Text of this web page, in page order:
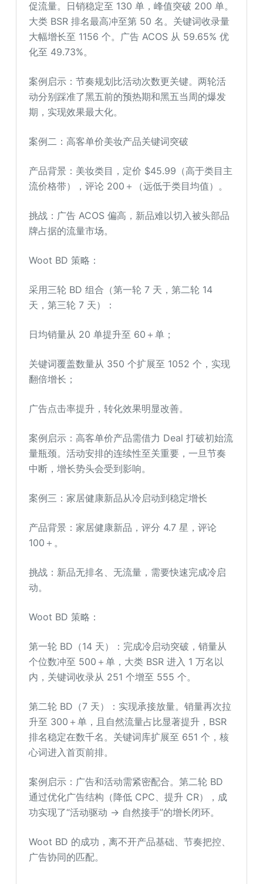
促流量。日销稳定至 130 单，峰值突破 200 单。
大类 BSR 排名最高冲至第 50 名。关键词收录量
大幅增长至 1156 个。广告 ACOS 从 59.65% 优
化至 49.73%。
案例启示：节奏规划比活动次数更关键。两轮活
动分别踩准了黑五前的预热期和黑五当周的爆发
期，实现效果最大化。
案例二：高客单价美妆产品关键词突破
产品背景：美妆类目，定价 $45.99（高于类目主
流价格带），评论 200＋（远低于类目均值）。
挑战：广告 ACOS 偏高，新品难以切入被头部品
牌占据的流量市场。
Woot BD 策略：
采用三轮 BD 组合（第一轮 7 天，第二轮 14
天，第三轮 7 天）：
日均销量从 20 单提升至 60＋单；
关键词覆盖数量从 350 个扩展至 1052 个，实现
翻倍增长；
广告点击率提升，转化效果明显改善。
案例启示：高客单价产品需借力 Deal 打破初始流
量瓶颈。活动安排的连续性至关重要，一旦节奏
中断，增长势头会受到影响。
案例三：家居健康新品从冷启动到稳定增长
产品背景：家居健康新品，评分 4.7 星，评论
100＋。
挑战：新品无排名、无流量，需要快速完成冷启
动。
Woot BD 策略：
第一轮 BD（14 天）：完成冷启动突破，销量从
个位数冲至 500＋单，大类 BSR 进入 1 万名以
内，关键词收录从 251 个增至 555 个。
第二轮 BD（7 天）：实现承接放量。销量再次拉
升至 300＋单，且自然流量占比显著提升，BSR
排名稳定在数千名。关键词库扩展至 651 个，核
心词进入首页前排。
案例启示：广告和活动需紧密配合。第二轮 BD
通过优化广告结构（降低 CPC、提升 CR），成
功实现了“活动驱动 → 自然接手”的增长闭环。
Woot BD 的成功，离不开产品基础、节奏把控、
广告协同的匹配。